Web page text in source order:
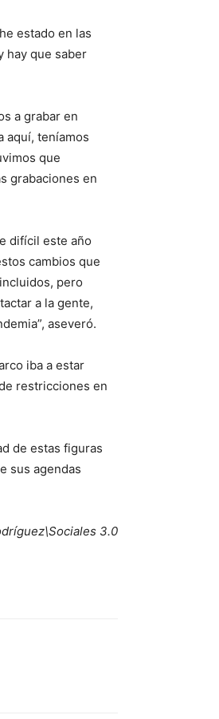
estado en las
hay que saber
a grabar en
aquí, teníamos
que
grabaciones en
difícil este año
cambios que
pero
a la gente,
aseveró.
iba a estar
restricciones en
de estas figuras
sus agendas
3.0